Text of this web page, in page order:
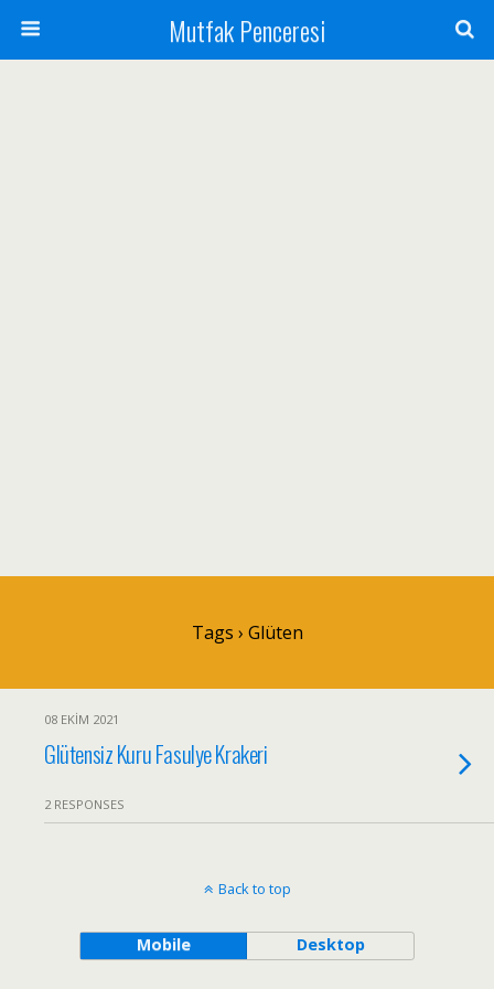
Mutfak Penceresi
Tags › Glüten
08 EKIM 2021
Glütensiz Kuru Fasulye Krakeri
2 RESPONSES
Back to top
Mobile Desktop